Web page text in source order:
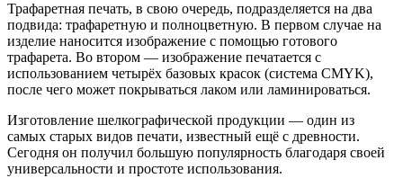
Трафаретная печать, в свою очередь, подразделяется на два
подвида: трафаретную и полноцветную. В первом случае на
изделие наносится изображение с помощью готового
трафарета. Во втором — изображение печатается с
использованием четырёх базовых красок (система CMYK),
после чего может покрываться лаком или ламинироваться.
Изготовление шелкографической продукции — один из
самых старых видов печати, известный ещё с древности.
Сегодня он получил большую популярность благодаря своей
универсальности и простоте использования.